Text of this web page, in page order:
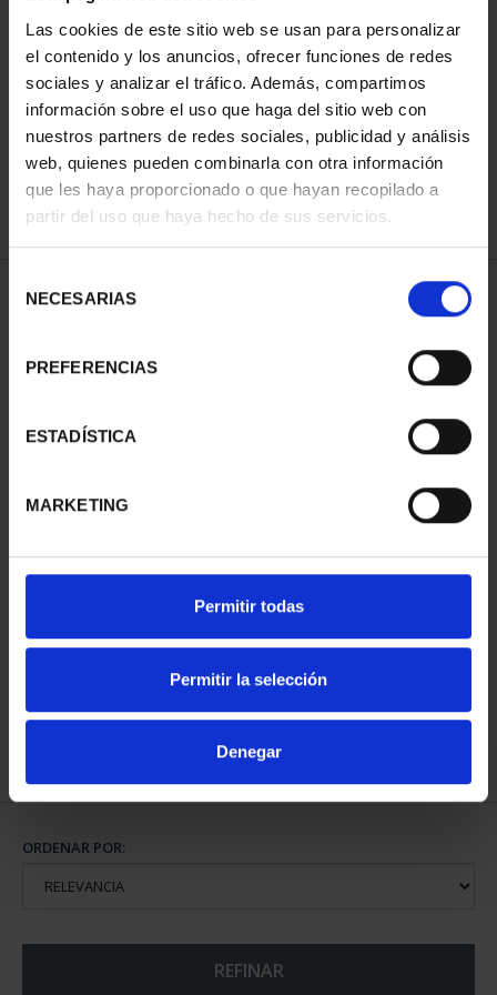
Las cookies de este sitio web se usan para personalizar
el contenido y los anuncios, ofrecer funciones de redes
sociales y analizar el tráfico. Además, compartimos
información sobre el uso que haga del sitio web con
nuestros partners de redes sociales, publicidad y análisis
web, quienes pueden combinarla con otra información
que les haya proporcionado o que hayan recopilado a
partir del uso que haya hecho de sus servicios.
NECESARIAS
PREFERENCIAS
ESTADÍSTICA
MARKETING
Permitir todas
Permitir la selección
Denegar
ORDENAR POR:
REFINAR
1 Productos encontrados
NACIONAL II - PALACIO
REAL DE...
ORDENAR POR:
REFINAR